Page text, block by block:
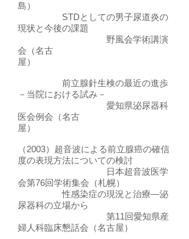
島）
STDとしての男子尿道炎の
現状と今後の課題
野風会学術講演
会（名古
屋）
前立腺針生検の最近の進歩
－当院における試み－
愛知県泌尿器科
医会例会（名古
屋）
（2003）超音波による前立腺癌の確信
度の表現方法についての検討
日本超音波医学
会第76回学術集会（札幌）
性感染症の現況と治療―泌
尿器科の立場から
第11回愛知県産
婦人科臨床懇話会（名古屋）